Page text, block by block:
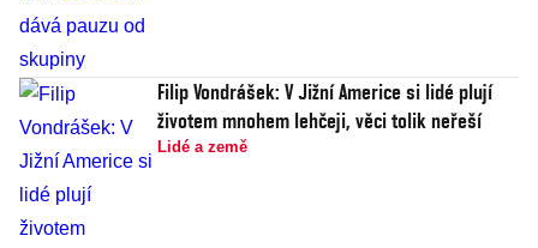
Filip Vondrášek: V Jižní Americe si lidé plují
životem mnohem lehčeji, věci tolik neřeší
Lidé a země